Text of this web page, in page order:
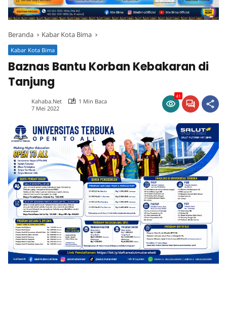
Beranda Kabar Kota Bima
Kabar Kota Bima
Baznas Bantu Korban Kebakaran di
Tanjung
Kahaba.net
1 Min Baca
7 Mei 2022
41